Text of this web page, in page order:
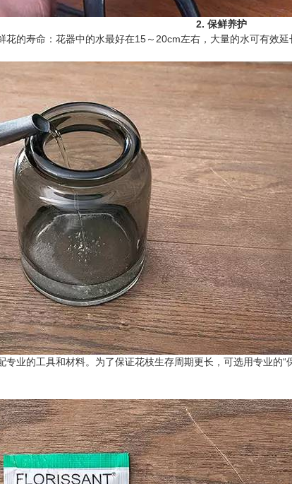
2. 保鲜养护
的寿命：花器中的水最好在15～20cm左右，大量的水可有效延
业的工具和材料。为了保证花枝生存周期更长，可选用专业的